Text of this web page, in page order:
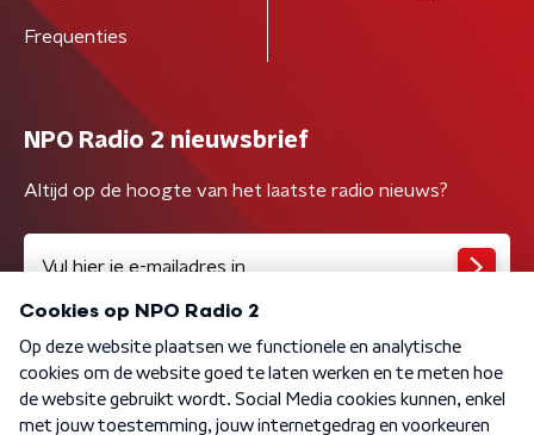
Frequenties
NPO Radio 2 nieuwsbrief
Altijd op de hoogte van het laatste radio nieuws?
Algemene voorwaarden